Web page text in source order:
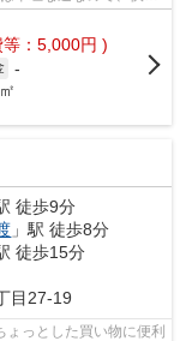
：5,000円 )
-
徒歩9分
」駅 徒歩8分
徒歩15分
目27-19
ょっとした買い物に便利